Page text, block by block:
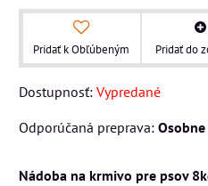
Pridať k Obľúbeným Pridať do
Dostupnosť: Vypredané
Nádoba na krmivo pre psov